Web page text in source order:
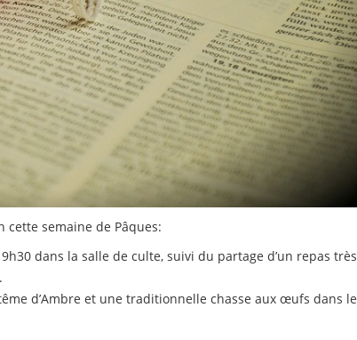
cette semaine de Pâques:
dans la salle de culte, suivi du partage d’un repas très
d’Ambre et une traditionnelle chasse aux œufs dans le